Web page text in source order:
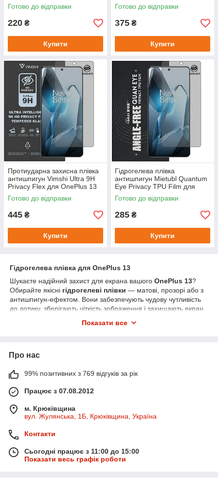
Готово до відправки
220 ₴
Купити
Готово до відправки
375 ₴
Купити
Протиударна захисна плівка
антишпигун Vimshi Ultra 9H
Privacy Flex для OnePlus 13
Готово до відправки
445 ₴
Купити
Гідрогелева плівка
антишпигун Mietubl Quantum
Eye Privacy TPU Film для
OnePlus 13
Готово до відправки
285 ₴
Купити
Гідрогелева плівка для OnePlus 13
Шукаєте надійний захист для екрана вашого OnePlus 13?
Обирайте якісні гідрогелеві плівки — матові, прозорі або з
антишпигун-ефектом. Вони забезпечують чудову чутливість
до дотику, зберігають чіткість зображення і захищають екран
Показати все
Про нас
99% позитивних з 769 відгуків за рік
Працює з 07.08.2012
м. Крюківщина
вул. Жулянська, 1Б, Крюківщина, Україна
Контакти
Сьогодні працює з 11:00 до 15:00
Показати весь графік роботи